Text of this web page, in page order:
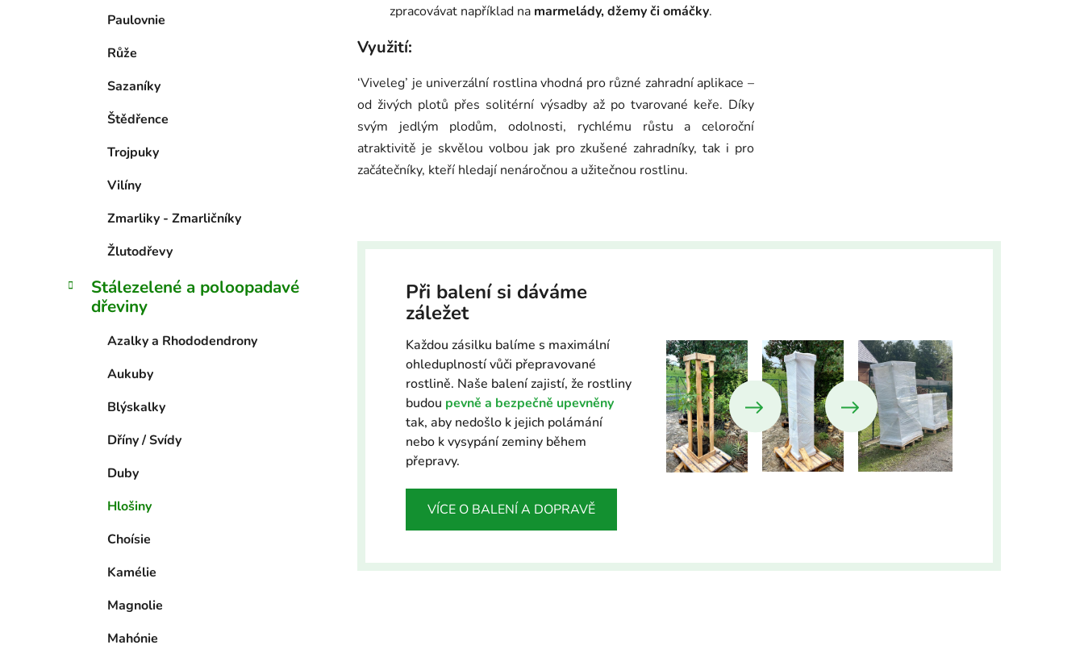
Paulovnie
Růže
Sazaníky
Štědřence
Trojpuky
Vilíny
Zmarliky - Zmarličníky
Žlutodřevy
Stálezelené a poloopadavé
dřeviny
Azalky a Rhododendrony
Aukuby
Blýskalky
Dříny / Svídy
Duby
Hlošiny
Choísie
Kamélie
Magnolie
Mahónie
zpracovávat například na marmelády, džemy či omáčky.
Využití:
‘Viveleg’ je univerzální rostlina vhodná pro různé zahradní aplikace –
od živých plotů přes solitérní výsadby až po tvarované keře. Díky
svým jedlým plodům, odolnosti, rychlému růstu a celoroční
atraktivitě je skvělou volbou jak pro zkušené zahradníky, tak i pro
začátečníky, kteří hledají nenáročnou a užitečnou rostlinu.
Při balení si dáváme
záležet
Každou zásilku balíme s maximální
ohleduplností vůči přepravované
rostlině. Naše balení zajistí, že rostliny
budou pevně a bezpečně upevněny
tak, aby nedošlo k jejich polámání
nebo k vysypání zeminy během
přepravy.
VÍCE O BALENÍ A DOPRAVĚ